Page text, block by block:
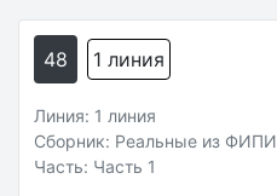
48 1 линия
Линия: 1 линия
Сборник: Реальные из ФИПИ
Часть: Часть 1